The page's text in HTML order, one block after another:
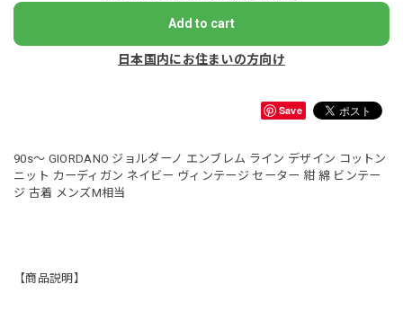
Add to cart
日本国内にお住まいの方向け
Save
90s〜 GIORDANO ジョルダーノ エンブレム ライン デザイン コットン
ニット カーディガン ネイビー ヴィンテージ セーター 紺 綿 ビンテー
ジ 古着 メンズM相当
【商品説明】